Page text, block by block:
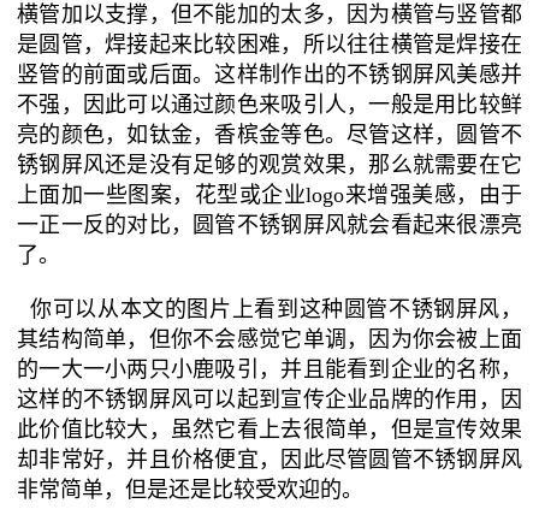
横管加以支撑，但不能加的太多，因为横管与竖管都
是圆管，焊接起来比较困难，所以往往横管是焊接在
竖管的前面或后面。这样制作出的不锈钢屏风美感并
不强，因此可以通过颜色来吸引人，一般是用比较鲜
亮的颜色，如钛金，香槟金等色。尽管这样，圆管不
锈钢屏风还是没有足够的观赏效果，那么就需要在它
上面加一些图案，花型或企业logo来增强美感，由于
一正一反的对比，圆管不锈钢屏风就会看起来很漂亮
了。
你可以从本文的图片上看到这种圆管不锈钢屏风，
其结构简单，但你不会感觉它单调，因为你会被上面
的一大一小两只小鹿吸引，并且能看到企业的名称，
这样的不锈钢屏风可以起到宣传企业品牌的作用，因
此价值比较大，虽然它看上去很简单，但是宣传效果
却非常好，并且价格便宜，因此尽管圆管不锈钢屏风
非常简单，但是还是比较受欢迎的。